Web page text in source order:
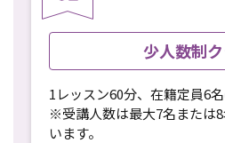
少人数制
1レッスン60分、在籍定員6
※受講人数は最大7名または
います。